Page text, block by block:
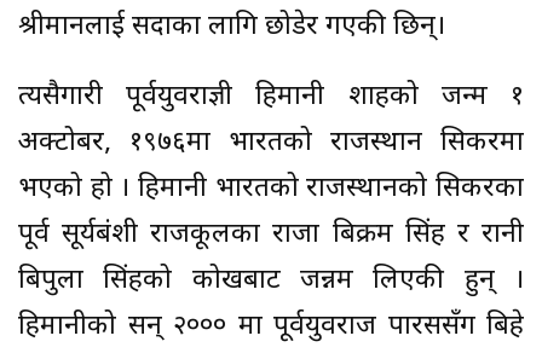
श्रीमानलाई सदाका लागि छोडेर गएकी छिन्।
त्यसैगारी पूर्वयुवराज्ञी हिमानी शाहको जन्म १
अक्टोबर, १९७६मा भारतको राजस्थान सिकरमा
भएको हो । हिमानी भारतको राजस्थानको सिकरका
पूर्व सूर्यबंशी राजकूलका राजा बिक्रम सिंह र रानी
बिपुला सिंहको कोखबाट जन्नम लिएकी हुन् ।
हिमानीको सन् २००० मा पूर्वयुवराज पारससँग बिहे